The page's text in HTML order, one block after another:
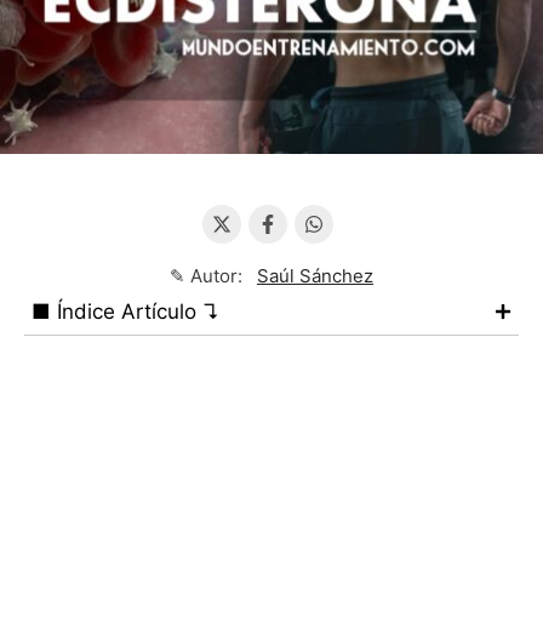
✎ Autor: Saúl Sánchez
■ Índice Artículo ↴